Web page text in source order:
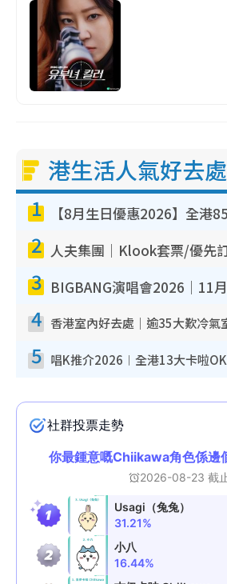
港生活人氣好去處
1
2
3
4
5